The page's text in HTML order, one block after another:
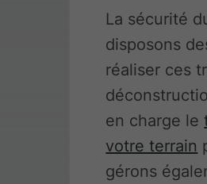
La sécurité
disposons
réaliser ces
en charge le
votre terrain
gérons